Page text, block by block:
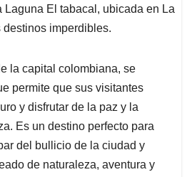
s
Laguna El tabacal, ubicada en La
destinos imperdibles.
la capital colombiana, se
permite que sus visitantes
y disfrutar de la paz y la
Es un destino perfecto para
del bullicio de la ciudad y
de naturaleza, aventura y